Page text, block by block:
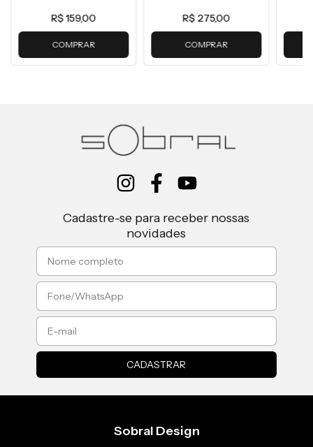
R$ 159,00
COMPRAR
R$ 275,00
COMPRAR
Cadastre-se para receber nossas
novidades
Sobral Design